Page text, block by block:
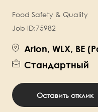
Food Safety & Quality
Job ID:75982
Arlon, WLX, BE
Стандартный
Оставить отклик